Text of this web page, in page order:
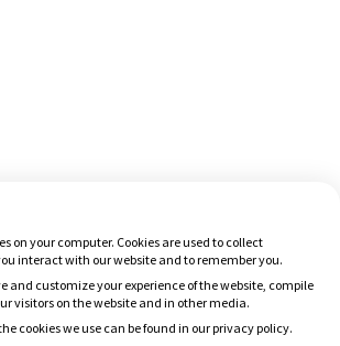
on your computer. Cookies are used to collect
interact with our website and to remember you.
and customize your experience of the website, compile
visitors on the website and in other media.
cookies we use can be found in our privacy policy.